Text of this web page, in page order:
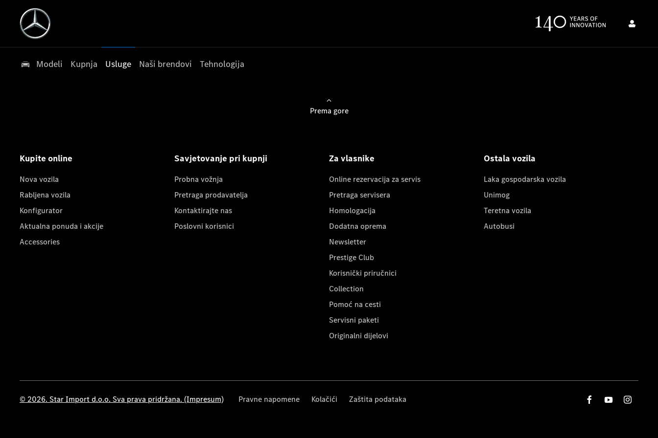
Modeli Kupnja Usluge Naši brendovi Tehnologija
Prema gore
Kupite online
Nova vozila
Rabljena vozila
Konfigurator
Aktualna ponuda i akcije
Accessories
Savjetovanje pri kupnji
Probna vožnja
Pretraga prodavatelja
Kontaktirajte nas
Poslovni korisnici
Za vlasnike
Online rezervacija za servis
Pretraga servisera
Homologacija
Dodatna oprema
Newsletter
Prestige Club
Korisnički priručnici
Collection
Pomoć na cesti
Servisni paketi
Originalni dijelovi
Ostala vozila
Laka gospodarska vozila
Unimog
Teretna vozila
Autobusi
© 2026. Star Import d.o.o. Sva prava pridržana. (Impresum) Pravne napomene Kolačići Zaštita podataka